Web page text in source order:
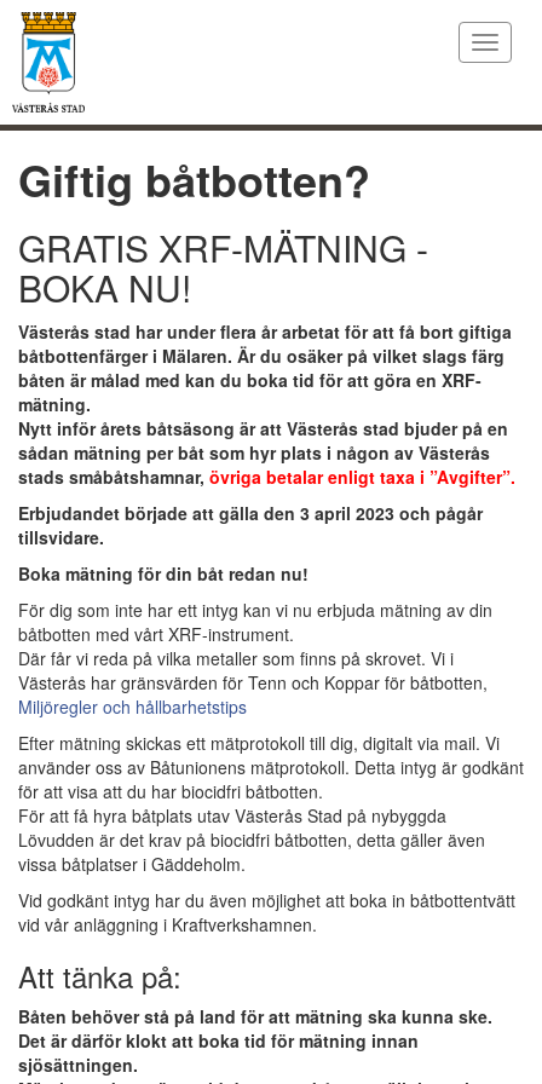
Toggle
Giftig båtbotten?
GRATIS XRF-MÄTNING -
BOKA NU!
Västerås stad har under flera år arbetat för att få bort giftiga
båtbottenfärger i Mälaren. Är du osäker på vilket slags färg
båten är målad med kan du boka tid för att göra en XRF-
mätning.
Nytt inför årets båtsäsong är att Västerås stad bjuder på en
sådan mätning per båt som hyr plats i någon av Västerås
stads småbåtshamnar, övriga betalar enligt taxa i ”Avgifter”.
Erbjudandet började att gälla den 3 april 2023 och pågår
tillsvidare.
Boka mätning för din båt redan nu!
För dig som inte har ett intyg kan vi nu erbjuda mätning av din
båtbotten med vårt XRF-instrument.
Där får vi reda på vilka metaller som finns på skrovet. Vi i
Västerås har gränsvärden för Tenn och Koppar för båtbotten,
Miljöregler och hållbarhetstips
Efter mätning skickas ett mätprotokoll till dig, digitalt via mail. Vi
använder oss av Båtunionens mätprotokoll. Detta intyg är godkänt
för att visa att du har biocidfri båtbotten.
För att få hyra båtplats utav Västerås Stad på nybyggda
Lövudden är det krav på biocidfri båtbotten, detta gäller även
vissa båtplatser i Gäddeholm.
Vid godkänt intyg har du även möjlighet att boka in båtbottentvätt
vid vår anläggning i Kraftverkshamnen.
Att tänka på:
Båten behöver stå på land för att mätning ska kunna ske.
Det är därför klokt att boka tid för mätning innan
sjösättningen.